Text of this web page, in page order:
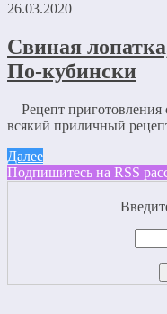
26.03.2020
Свиная
По-кубински
Рецепт приготовления
всякий приличный
Далее
Подпишитесь на RSS